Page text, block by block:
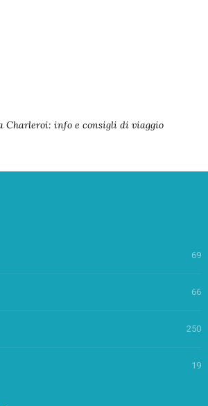
Charleroi: info e consigli di viaggio
69
66
250
19